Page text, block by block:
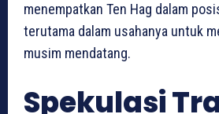
menempatkan Ten Hag dalam
terutama dalam usahanya untuk
musim mendatang.
Spekulasi